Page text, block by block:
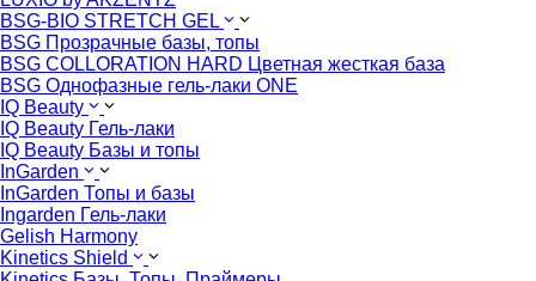
BSG-BIO STRETCH GEL
BSG Прозрачные базы, топы
BSG COLLORATION HARD Цветная жесткая база
BSG Однофазные гель-лаки ONE
IQ Beauty
IQ Beauty Гель-лаки
IQ Beauty Базы и топы
InGarden
InGarden Топы и базы
Ingarden Гель-лаки
Gelish Harmony
Kinetics Shield